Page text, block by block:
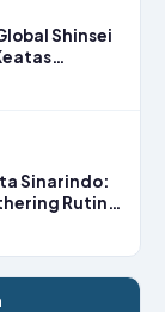
Shinsei
Sinarindo:
Rutin